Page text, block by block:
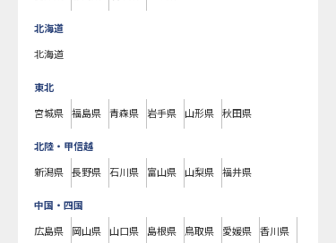
北海道
北海道
東北
宮城県 福島県 青森県 岩手県 山形県 秋田県
北陸・甲信越
新潟県 長野県 石川県 富山県 山梨県 福井県
中国・四国
広島県 岡山県 山口県 島根県 鳥取県 愛媛県 香川県